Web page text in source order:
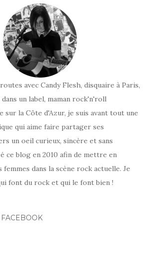
avec Candy Flesh, disquaire à Paris,
un label, maman rock'n'roll
sur la Côte d'Azur, je suis avant tout une
qui aime faire partager ses
un oeil curieux, sincère et sans
ce blog en 2010 afin de mettre en
femmes dans la scène rock actuelle. Je
font du rock et qui le font bien !